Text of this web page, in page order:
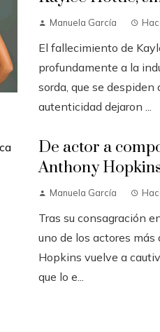
Manuela García
El fallecimiento de
profundamente a la
sorda, que se
autenticidad dejaron ...
De actor a
Anthony
Manuela García
Tras su consagración
uno de los actores
Hopkins vuelve a
que lo e...